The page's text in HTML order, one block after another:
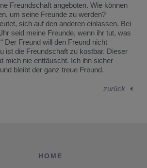
Freundschaft angeboten. Wie können
um seine Freunde zu werden?
sich auf den anderen einlassen. Bei
seid meine Freunde, wenn ihr tut, was
Der Freund will den Freund nicht
ist die Freundschaft zu kostbar. Dieser
mich nie enttäuscht. Ich ihn sicher
bleibt der ganz treue Freund.
zurück
HOME